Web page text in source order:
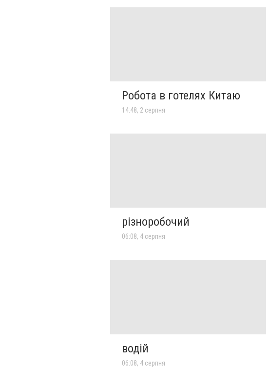
Робота в готелях Китаю
14:48, 2 серпня
різноробочий
06:08, 4 серпня
водій
06:08, 4 серпня